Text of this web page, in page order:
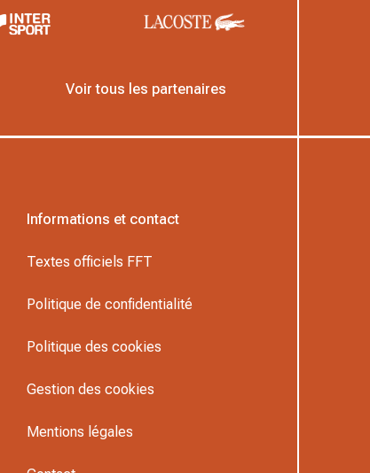
Voir tous les partenaires
Informations et contact
Textes officiels FFT
Politique de confidentialité
Politique des cookies
Gestion des cookies
Mentions légales